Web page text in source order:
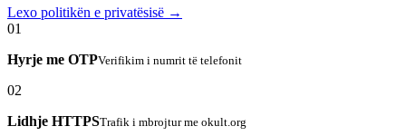
Lexo politikën e privatësisë →
01
Hyrje me OTPVerifikim i numrit të telefonit
02
Lidhje HTTPSTrafik i mbrojtur me okult.org